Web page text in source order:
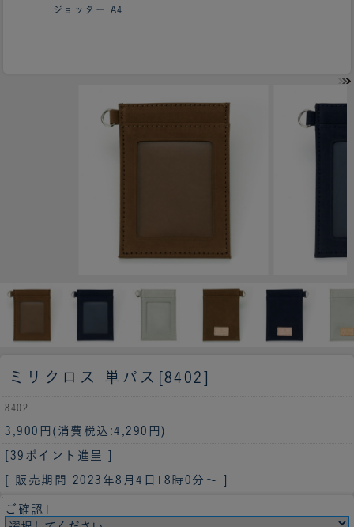
ジョッター A4
ミリクロス 単パス[8402]
8402
3,900円 (消費税込:4,290円)
[39ポイント進呈 ]
[ 販売期間 2023年8月4日18時0分 ～ ]
ご確認1